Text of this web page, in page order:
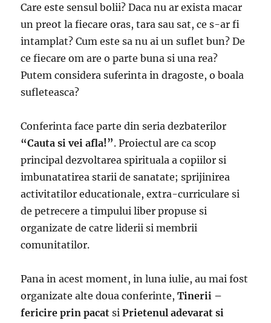
Care este sensul bolii? Daca nu ar exista macar
un preot la fiecare oras, tara sau sat, ce s-ar fi
intamplat? Cum este sa nu ai un suflet bun? De
ce fiecare om are o parte buna si una rea?
Putem considera suferinta in dragoste, o boala
sufleteasca?
Conferinta face parte din seria dezbaterilor
“Cauta si vei afla!”. Proiectul are ca scop
principal dezvoltarea spirituala a copiilor si
imbunatatirea starii de sanatate; sprijinirea
activitatilor educationale, extra-curriculare si
de petrecere a timpului liber propuse si
organizate de catre liderii si membrii
comunitatilor.
Pana in acest moment, in luna iulie, au mai fost
organizate alte doua conferinte,Tinerii –
fericire prin pacatsiPrietenul adevarat si